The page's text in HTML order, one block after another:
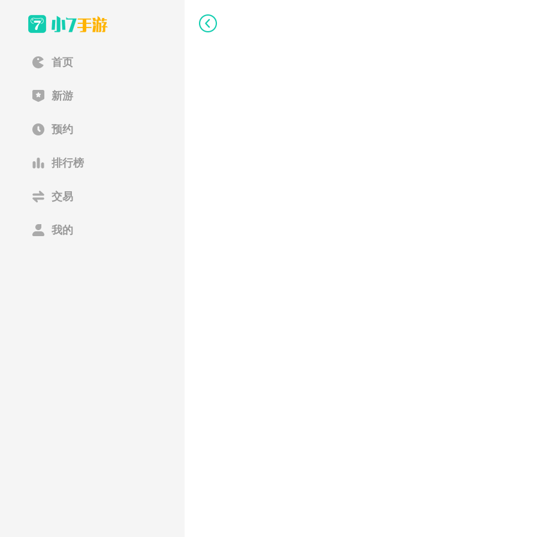
首页
新游
预约
排行榜
交易
我的